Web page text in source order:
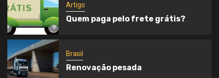
5
Geral
Transporte com saúde
Artigo
Quem paga pelo frete grátis?
Brasil
Renovação pesada